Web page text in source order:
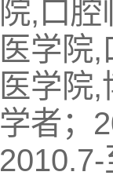
院,口
医学院
医学院
学者；